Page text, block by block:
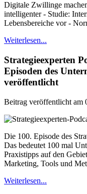
Digitale Zwillinge
intelligenter - Studie:
Lebensbereiche vor -
Weiterlesen...
Strategieexperten
Episoden des
veröffentlicht
Beitrag veröffentlicht am
Die 100. Episode des
Das bedeutet 100 mal
Praxistipps auf den
Marketing, Tools und
Weiterlesen...